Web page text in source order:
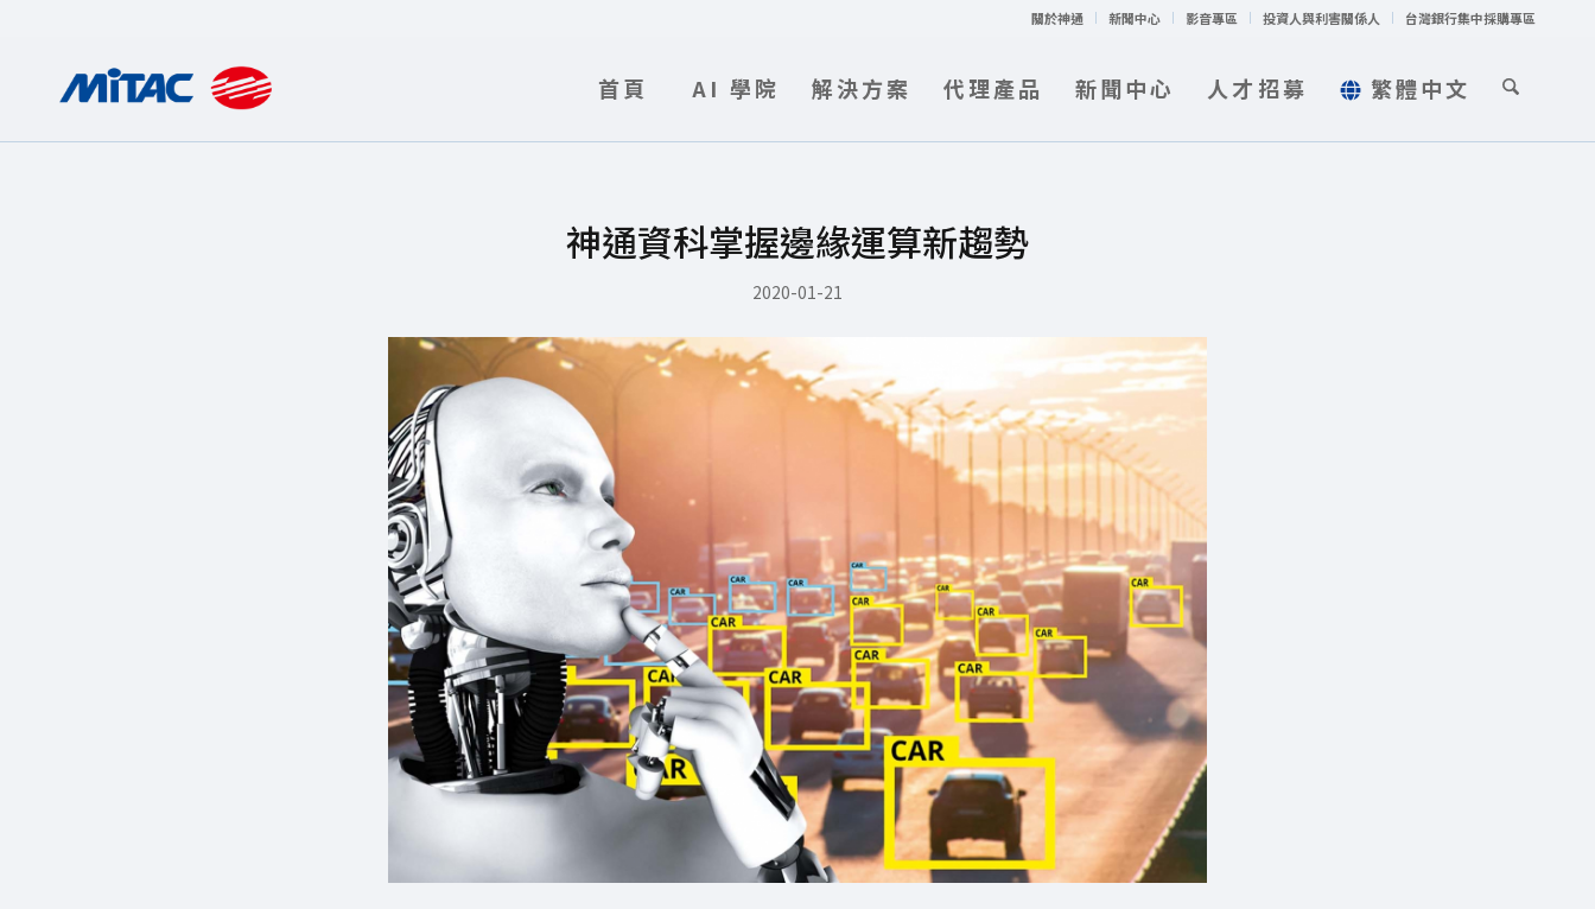
關於神通 新聞中心 影音專區 投資人與利害關係人 台灣銀行集中採購專區
首頁 AI 學院 解決方案 代理產品 新聞中心 人才招募 繁體中文
神通資科掌握邊緣運算新趨勢
2020-01-21